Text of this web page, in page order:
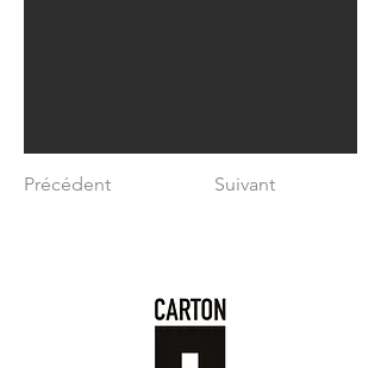
Précédent Suivant